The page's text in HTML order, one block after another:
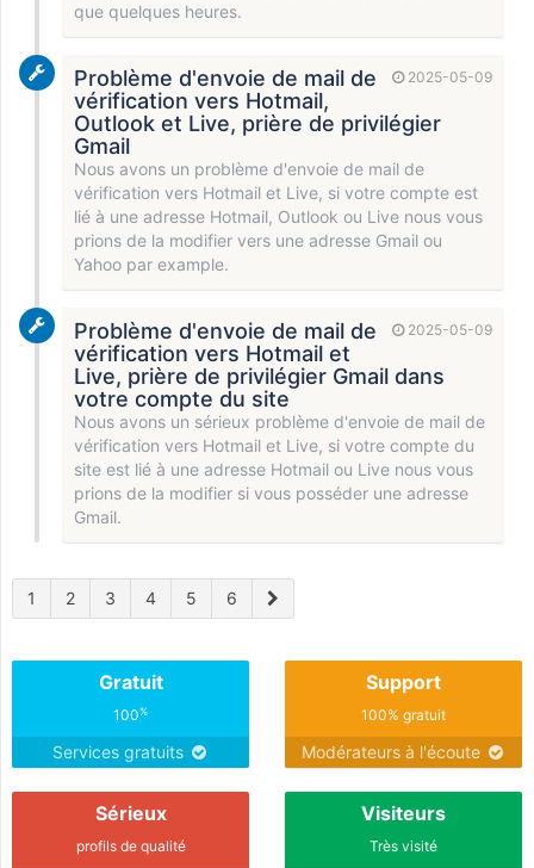
que quelques heures.
2025-05-09
Problème d'envoie de mail de
vérification vers Hotmail,
Outlook et Live, prière de privilégier
Gmail
Nous avons un problème d'envoie de mail de
vérification vers Hotmail et Live, si votre compte est
lié à une adresse Hotmail, Outlook ou Live nous vous
prions de la modifier vers une adresse Gmail ou
Yahoo par example.
2025-05-09
Problème d'envoie de mail de
vérification vers Hotmail et
Live, prière de privilégier Gmail dans
votre compte du site
Nous avons un sérieux problème d'envoie de mail de
vérification vers Hotmail et Live, si votre compte du
site est lié à une adresse Hotmail ou Live nous vous
prions de la modifier si vous posséder une adresse
Gmail.
1 2 3 4 5 6
Gratuit
100%
Services gratuits
Support
100% gratuit
Modérateurs à l'écoute
Sérieux
profils de qualité
Visiteurs
Très visité